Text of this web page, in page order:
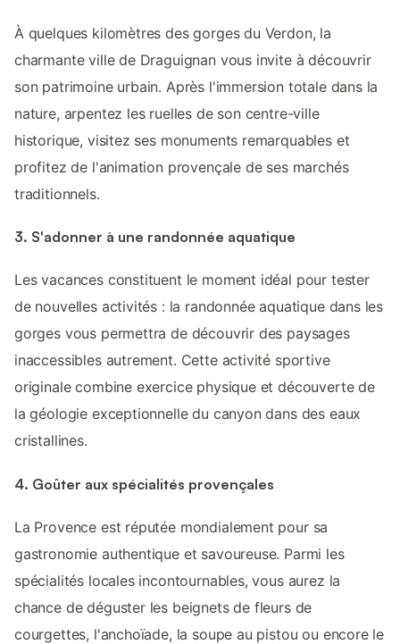
À quelques kilomètres des gorges du Verdon, la
charmante ville de Draguignan vous invite à découvrir
son patrimoine urbain. Après l'immersion totale dans la
nature, arpentez les ruelles de son centre-ville
historique, visitez ses monuments remarquables et
profitez de l'animation provençale de ses marchés
traditionnels.
3. S'adonner à une randonnée aquatique
Les vacances constituent le moment idéal pour tester
de nouvelles activités : la randonnée aquatique dans les
gorges vous permettra de découvrir des paysages
inaccessibles autrement. Cette activité sportive
originale combine exercice physique et découverte de
la géologie exceptionnelle du canyon dans des eaux
cristallines.
4. Goûter aux spécialités provençales
La Provence est réputée mondialement pour sa
gastronomie authentique et savoureuse. Parmi les
spécialités locales incontournables, vous aurez la
chance de déguster les beignets de fleurs de
courgettes, l'anchoïade, la soupe au pistou ou encore le